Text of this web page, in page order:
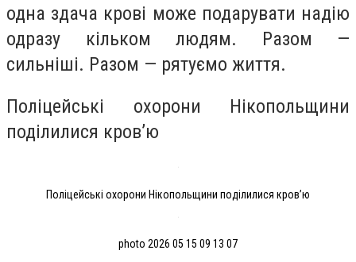
одна здача крові може подарувати надію
одразу кільком людям. Разом —
сильніші. Разом — рятуємо життя.
Поліцейські охорони Нікопольщини
поділилися кров’ю
Поліцейські охорони Нікопольщини поділилися кров’ю
photo 2026 05 15 09 13 07